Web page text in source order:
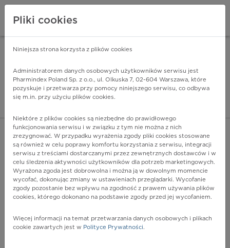
Pharmindex - lider
ZALOGUJ SIĘ
POKAŻ FILTRY
Pharmindex
Pliki cookies
Niniejsza strona korzysta z plików cookies
Administratorem danych osobowych użytkowników serwisu jest
Pharmindex Poland Sp. z o.o., ul. Olkuska 7, 02-604 Warszawa, które
pozyskuje i przetwarza przy pomocy niniejszego serwisu, co odbywa
się m.in. przy użyciu plików cookies.
Niektóre z plików cookies są niezbędne do prawidłowego
funkcjonowania serwisu i w związku z tym nie można z nich
zrezygnować. W przypadku wyrażenia zgody pliki cookies stosowane
są również w celu poprawy komfortu korzystania z serwisu, integracji
serwisu z treściami dostarczanymi przez zewnętrznych dostawców i w
celu śledzenia aktywności użytkowników dla potrzeb marketingowych.
Wyrażona zgoda jest dobrowolna i można ją w dowolnym momencie
wycofać, dokonując zmiany w ustawieniach przeglądarki. Wycofanie
zgody pozostanie bez wpływu na zgodność z prawem używania plików
cookies, którego dokonano na podstawie zgody przed jej wycofaniem.
Więcej informacji na temat przetwarzania danych osobowych i plikach
cookie zawartych jest w Polityce Prywatności.
ZA DARMO - w Google Play INSTALUJ